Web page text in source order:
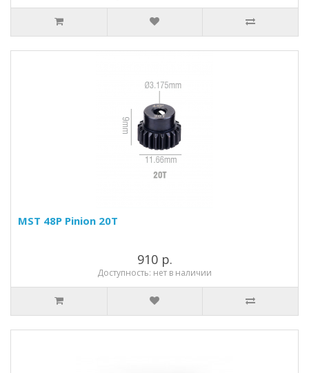
MST 48P Pinion 20T
910 р.
Доступность: нет в наличии